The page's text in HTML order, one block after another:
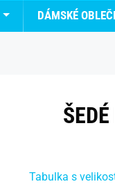
DÁMSKÉ
Tabulka s